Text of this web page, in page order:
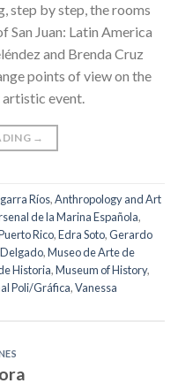
step by step, the rooms
Juan: Latin America
and Brenda Cruz
points of view on the
event.
→
Ríos,Anthropology and Art
de la Marina Española,
Rico,Edra Soto,Gerardo
,Museo de Arte de
Historia,Museum of History,
Poli/Gráfica,Vanessa